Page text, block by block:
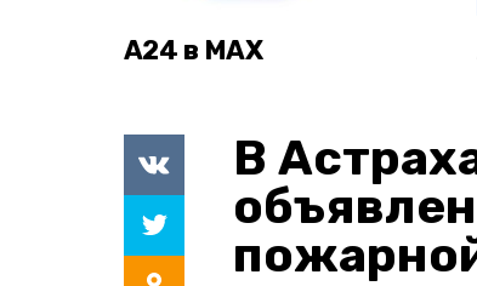
А24 в MAX
В